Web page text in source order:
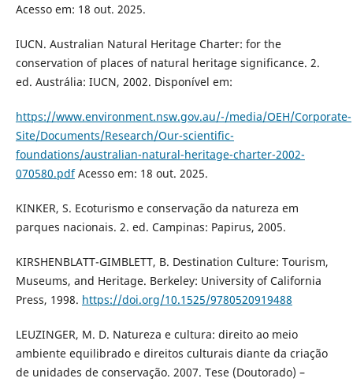
Acesso em: 18 out. 2025.
IUCN. Australian Natural Heritage Charter: for the
conservation of places of natural heritage significance. 2.
ed. Austrália: IUCN, 2002. Disponível em:
https://www.environment.nsw.gov.au/-/media/OEH/Corporate-
Site/Documents/Research/Our-scientific-
foundations/australian-natural-heritage-charter-2002-
070580.pdfAcesso em: 18 out. 2025.
KINKER, S. Ecoturismo e conservação da natureza em
parques nacionais. 2. ed. Campinas: Papirus, 2005.
KIRSHENBLATT-GIMBLETT, B. Destination Culture: Tourism,
Museums, and Heritage. Berkeley: University of California
Press, 1998. https://doi.org/10.1525/9780520919488
LEUZINGER, M. D. Natureza e cultura: direito ao meio
ambiente equilibrado e direitos culturais diante da criação
de unidades de conservação. 2007. Tese (Doutorado) –